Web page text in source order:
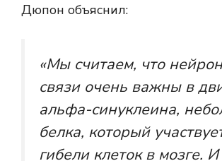
Дюпон объяснил:
«Мы считаем, что
связи очень важны в
альфа-синуклеина,
белка, который
гибели клеток в мозге. И